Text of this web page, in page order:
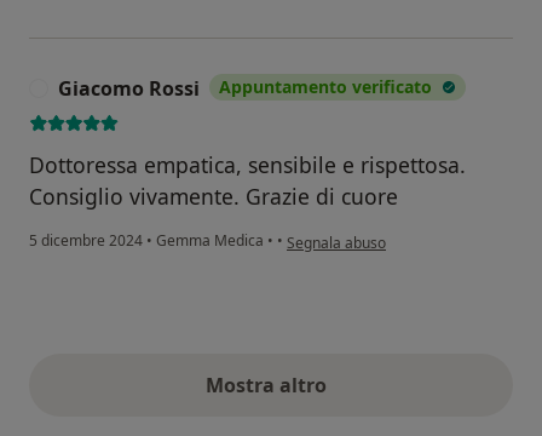
Giacomo Rossi Appuntamento verificato
Dottoressa empatica, sensibile e rispettosa.
Consiglio vivamente. Grazie di cuore
5 dicembre 2024 • Gemma Medica • • secondo l'opinione dell'utente
Segnala abuso
Mostra altroopinioni di cui sopra